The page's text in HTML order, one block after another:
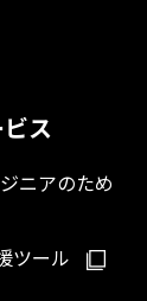
ス
ニアのため
ツール